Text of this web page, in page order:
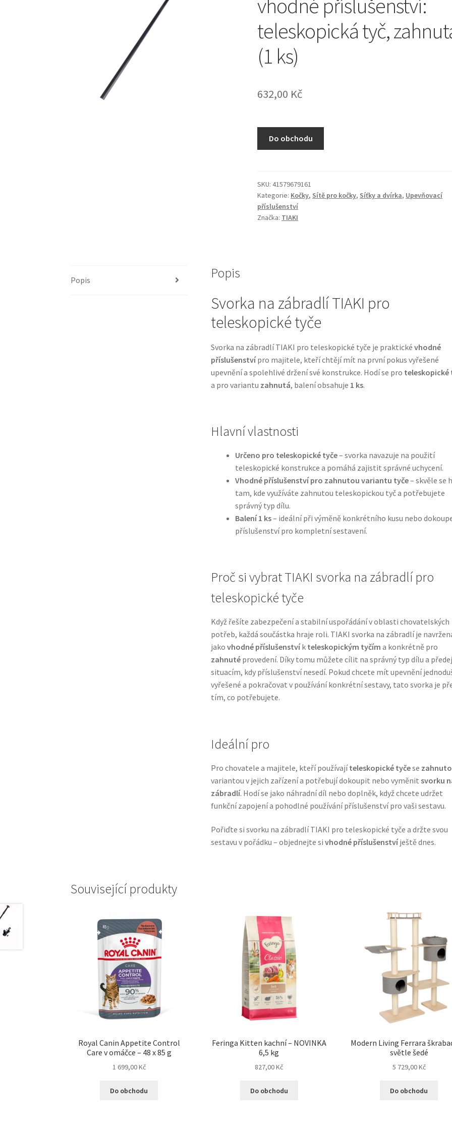
vhodné příslušenství:
teleskopická tyč,
(1 ks)
632,00 Kč
Do obchodu
SKU:41579679161
Kategorie: Kočky, Sítě pro kočky, Síťky a dvírka, Upevňovací
příslušenství
Značka: TIAKI
Popis Popis
Svorka na zábradlí TIAKI pro
teleskopické tyče
Svorka na zábradlí TIAKI pro teleskopické tyče je praktické vhodné
příslušenstvípro majitele, kteří chtějí mít na první pokus vyřešené
upevnění a spolehlivé držení své konstrukce. Hodí se pro teleskopické
a pro variantu zahnutá, balení obsahuje 1 ks.
Hlavní vlastnosti
Určeno pro teleskopické tyče– svorka navazuje na použití
teleskopické konstrukce a pomáhá zajistit správné uchycení.
Vhodné příslušenství pro zahnutou variantu tyče– skvěle se
tam, kde využíváte zahnutou teleskopickou tyč a potřebujete
správný typ dílu.
Balení 1 ks– ideální při výměně konkrétního kusu nebo
příslušenství pro kompletní sestavení.
Proč si vybrat TIAKI svorka na zábradlí pro
teleskopické tyče
Když řešíte zabezpečení a stabilní uspořádání v oblasti chovatelských
potřeb, každá součástka hraje roli. TIAKI svorka na zábradlí je
jako vhodné příslušenstvík teleskopickým tyčím a konkrétně pro
zahnutéprovedení. Díky tomu můžete cílit na správný typ dílu a
situacím, kdy příslušenství nesedí. Pokud chcete mít upevnění
vyřešené a pokračovat v používání konkrétní sestavy, tato svorka je
tím, co potřebujete.
Ideální pro
Pro chovatele a majitele, kteří používajíteleskopické tyčese
variantou v jejich zařízení a potřebují dokoupit nebo vyměnit svorku
zábradlí. Hodí se jako náhradní díl nebo doplněk, když chcete udržet
funkční zapojení a pohodlné používání příslušenství pro vaši sestavu.
Pořiďte si svorku na zábradlí TIAKI pro teleskopické tyče a držte svou
sestavu v pořádku – objednejte si vhodné příslušenstvíještě dnes.
Související produkty
Royal Canin Appetite Control
Care v omáčce – 48 x 85 g
1 699,00Kč
Do obchodu
Feringa Kitten kachní – NOVINKA
6,5 kg
827,00Kč
Do obchodu
Modern Living Ferrara
světle šedé
5 729,00Kč
Do obchodu